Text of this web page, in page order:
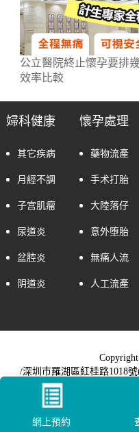
網上預約
公立醫院終止懷孕要排
效率比較
婦科健康
其它疾病
月經不調
子宫肌瘤
尿道炎
盆腔炎
阴道炎
懷孕處理
藥物流產
手术打胎
大陸落仔
意外堕胎
無痛人流
人工流產
/深圳市羅湖區紅桂路1018